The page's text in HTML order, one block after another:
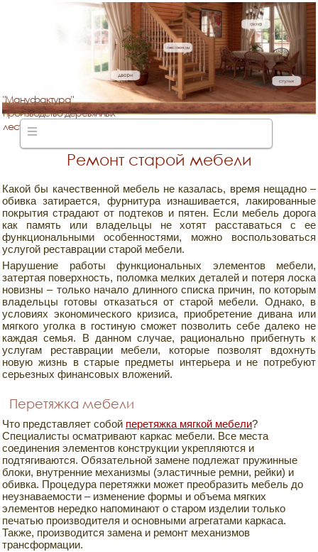
"Мануфактура"
производство деревянных
лестниц
Ремонт старой мебели
Какой бы качественной мебель не казалась, время нещадно –
обивка затирается, фурнитура изнашивается, лакированные
покрытия страдают от подтеков и пятен. Если мебель дорога
как память или владельцы не хотят расставаться с ее
функциональными особенностями, можно воспользоваться
услугой реставрации старой мебели.
Нарушение работы функциональных элементов мебели,
затертая поверхность, поломка мелких деталей и потеря лоска
новизны – только начало длинного списка причин, по которым
владельцы готовы отказаться от старой мебели. Однако, в
условиях экономического кризиса, приобретение дивана или
мягкого уголка в гостиную сможет позволить себе далеко не
каждая семья. В данном случае, рационально прибегнуть к
услугам реставрации мебели, которые позволят вдохнуть
новую жизнь в старые предметы интерьера и не потребуют
серьезных финансовых вложений.
Перетяжка мебели
Что представляет собой перетяжка мягкой мебели?
Специалисты осматривают каркас мебели. Все места
соединения элементов конструкции укрепляются и
подтягиваются. Обязательной замене подлежат пружинные
блоки, внутренние механизмы (эластичные ремни, рейки) и
обивка. Процедура перетяжки может преобразить мебель до
неузнаваемости – изменение формы и объема мягких
элементов нередко напоминают о старом изделии только
печатью производителя и основными агрегатами каркаса.
Также, производится замена и ремонт механизмов
трансформации.